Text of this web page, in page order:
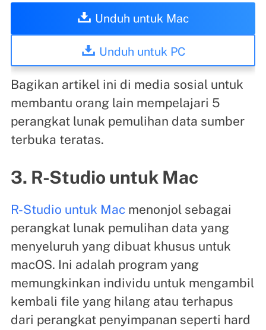
Unduh untuk Mac
Unduh untuk PC
Bagikan artikel ini di media sosial untuk
membantu orang lain mempelajari 5
perangkat lunak pemulihan data sumber
terbuka teratas.
3. R-Studio untuk Mac
R-Studio untuk Macmenonjol sebagai
perangkat lunak pemulihan data yang
menyeluruh yang dibuat khusus untuk
macOS. Ini adalah program yang
memungkinkan individu untuk mengambil
kembali file yang hilang atau terhapus
dari perangkat penyimpanan seperti hard